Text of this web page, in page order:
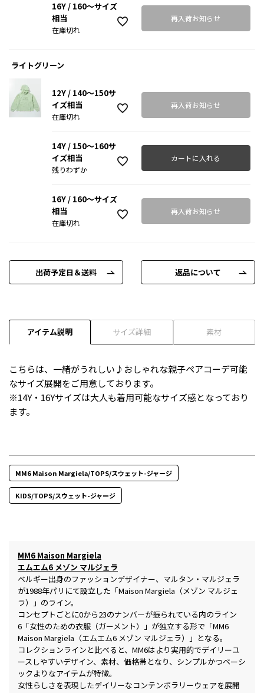
16Y / 160～サイズ
相当
在庫切れ
再入荷お知らせ
ライトグリーン
12Y / 140～150サ
イズ相当
在庫切れ
再入荷お知らせ
14Y / 150～160サ
イズ相当
残りわずか
カートに入れる
16Y / 160～サイズ
相当
在庫切れ
再入荷お知らせ
出荷予定日＆送料 返品について
アイテム説明 サイズ詳細 素材
こちらは、一緒がうれしい♪おしゃれな親子ペアコーデ可能
なサイズ展開をご用意しております。
※14Y・16Yサイズは大人も着用可能なサイズ感となっており
ます。
MM6 Maison Margiela/TOPS/スウェット-ジャージ
KIDS/TOPS/スウェット-ジャージ
MM6 Maison Margiela
エムエム6 メゾン マルジェラ
ベルギー出身のファッションデザイナー、マルタン・マルジェラ
が1988年パリにて設立した「Maison Margiela（メゾン マルジェ
ラ）」のライン。
コンセプトごとに0から23のナンバーが振られている内のライン
6「女性のための衣服（ガーメント）」が独立する形で「MM6
Maison Margiela（エムエム6 メゾン マルジェラ）」となる。
コレクションラインと比べると、MM6はより実用的でデイリーユ
ースしやすいデザイン、素材、価格帯となり、シンプルかつベーシ
ックよりなアイテムが特徴。
女性らしさを表現したデイリーなコンテンポラリーウェアを展開